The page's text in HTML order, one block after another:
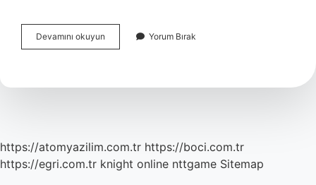
Devamını okuyun
Tedavisinin
Kaçıncı
Yorum Bırak
https://atomyazilim.com.tr https://boci.com.tr
https://egri.com.tr knight online nttgame Sitemap